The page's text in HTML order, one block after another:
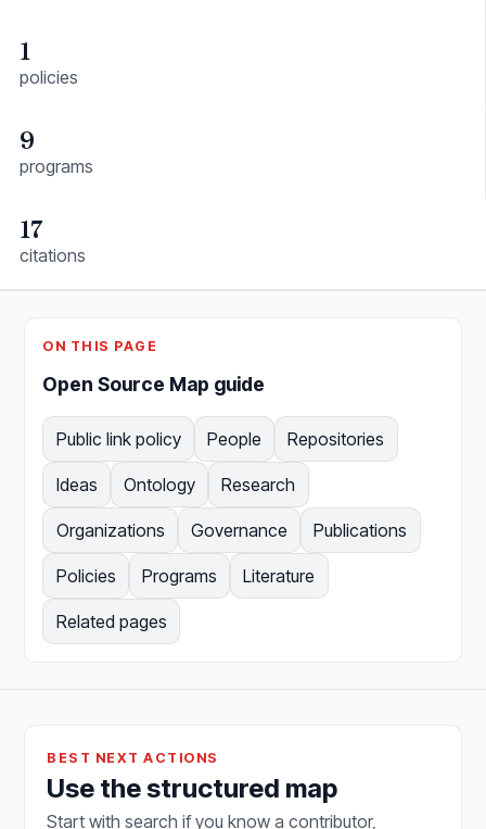
1
policies
9
programs
17
citations
ON THIS PAGE
Open Source Map guide
Public link policy People Repositories
Ideas Ontology Research
Organizations Governance Publications
Policies Programs Literature
Related pages
BEST NEXT ACTIONS
Use the structured map
Start with search if you know a contributor,